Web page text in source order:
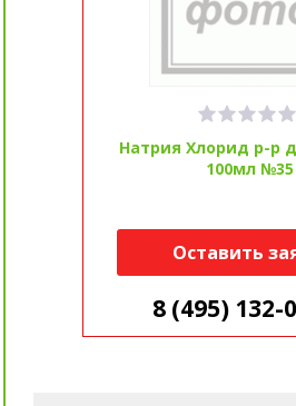
Натрия Хлорид р-р
100мл №35
Оставить
8 (495) 132-